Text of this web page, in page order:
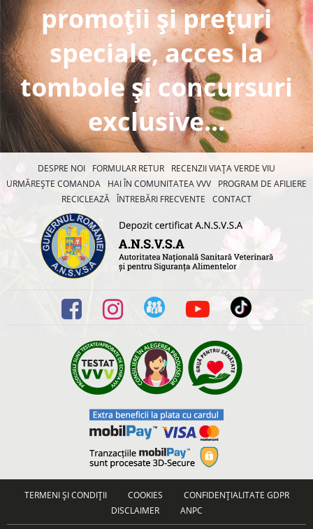
promoții și prețuri
speciale, acces la
tombole și concursuri
exclusive...
DESPRE NOI FORMULAR RETUR
RECENZII VIAȚA VERDE VIU
URMĂREȘTE COMANDA
HAI ÎN COMUNITATEA VVV
PROGRAM DE AFILIERE
RECICLEAZĂ ÎNTREBĂRI FRECVENTE CONTACT
TERMENI ȘI CONDIȚII COOKIES
CONFIDENȚIALITATE GDPR
DISCLAIMER
ANPC